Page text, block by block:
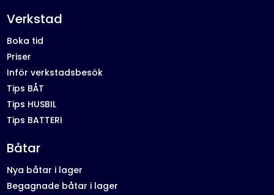
Verkstad
Boka tid
Priser
Inför verkstadsbesök
Tips BÅT
Tips HUSBIL
Tips BATTERI
Båtar
Nya båtar i lager
Begagnade båtar i lager